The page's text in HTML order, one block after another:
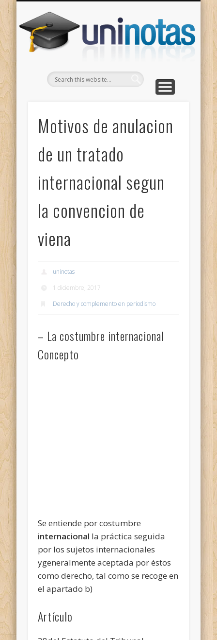
Motivos de anulacion
de un tratado
internacional segun
la convencion de
viena
uninotas
1 diciembre, 2017
Derecho y complemento en periodismo
– La costumbre internacional
Concepto
Se entiende por costumbre
internacional la práctica seguida
por los sujetos internacionales
ygeneralmente aceptada por éstos
como derecho, tal como se recoge en
el apartado b)
Artículo